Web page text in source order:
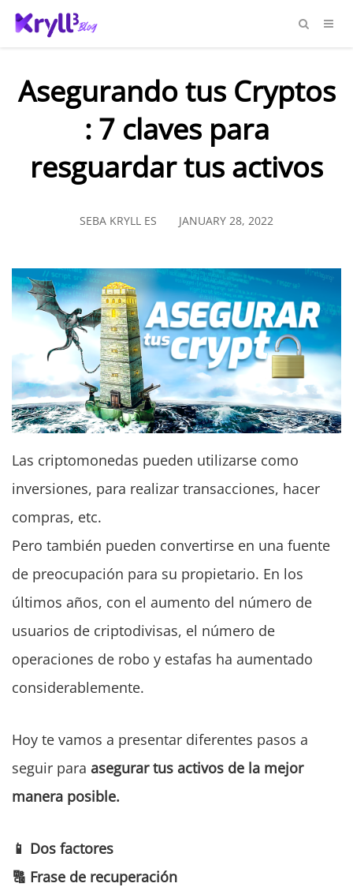
Asegurando tus Cryptos
: 7 claves para
resguardar tus activos
SEBA KRYLL ES JANUARY 28, 2022
Las criptomonedas pueden utilizarse como
inversiones, para realizar transacciones, hacer
compras, etc.
Pero también pueden convertirse en una fuente
de preocupación para su propietario. En los
últimos años, con el aumento del número de
usuarios de criptodivisas, el número de
operaciones de robo y estafas ha aumentado
considerablemente.
Hoy te vamos a presentar diferentes pasos a
seguir para asegurar tus activos de la mejor
manera posible.
📱 Dos factores
🔠 Frase de recuperación